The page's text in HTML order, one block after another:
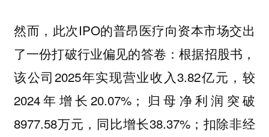
然而，此次IPO的普昂医疗向资本市场交出
了一份打破行业偏见的答卷：根据招股书，
该公司2025年实现营业收入3.82亿元，较
2024年增长20.07%；归母净利润突破
8977.58万元，同比增长38.37%；扣除非经